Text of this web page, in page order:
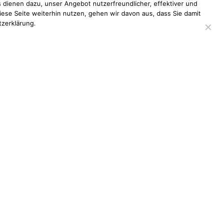
dazu, unser Angebot nutzerfreundlicher, effektiver und
Seite weiterhin nutzen, gehen wir davon aus, dass Sie damit